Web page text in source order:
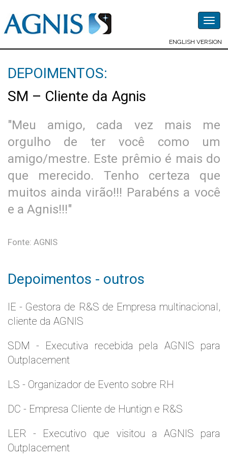
ENGLISH VERSION
DEPOIMENTOS:
SM – Cliente da Agnis
"Meu amigo, cada vez mais me
orgulho de ter você como um
amigo/mestre. Este prêmio é mais do
que merecido. Tenho certeza que
muitos ainda virão!!! Parabéns a você
e a Agnis!!!"
Fonte: AGNIS
Depoimentos - outros
IE - Gestora de R&S de Empresa multinacional,
cliente da AGNIS
SDM - Executiva recebida pela AGNIS para
Outplacement
LS - Organizador de Evento sobre RH
DC - Empresa Cliente de Huntign e R&S
LER - Executivo que visitou a AGNIS para
Outplacement